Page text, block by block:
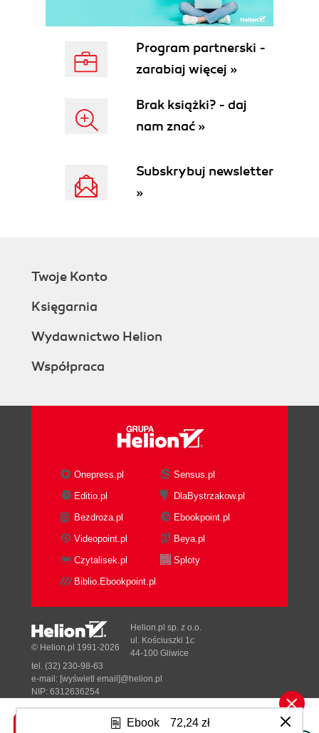
Ebook 72,24 zł
Program partnerski -
zarabiaj więcej »
Brak książki? - daj
nam znać »
Subskrybuj newsletter
»
Twoje Konto
Księgarnia
Wydawnictwo Helion
Współpraca
Onepress.pl
Sensus.pl
Editio.pl
DlaBystrzakow.pl
Bezdroza.pl
Ebookpoint.pl
Videopoint.pl
Beya.pl
Czytalisek.pl
Sploty
Biblio.Ebookpoint.pl
Tonik.pl
© Helion.pl 1991-2026
Helion.pl sp. z o.o.
ul. Kościuszki 1c
44-100 Gliwice
tel. (32) 230-98-63
e-mail: [wyświetl email]@helion.pl
NIP: 6312636254